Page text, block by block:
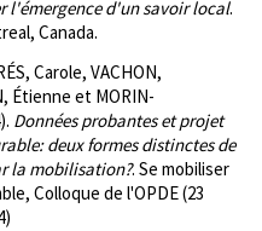
l'émergence d'un savoir local.
Canada.
Carole, VACHON,
Étienne et MORIN-
Données probantes et projet
deux formes distinctes de
la mobilisation?. Se mobiliser
Colloque de l'OPDE (23